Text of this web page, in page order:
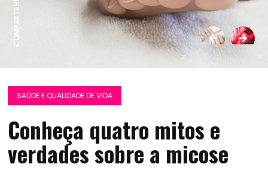
COMPARTILHE:
SAÚDE E QUALIDADE DE VIDA
Conheça quatro mitos e
verdades sobre a micose